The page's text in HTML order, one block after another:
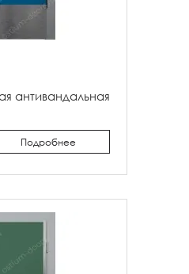
антивандальная
Подробнее